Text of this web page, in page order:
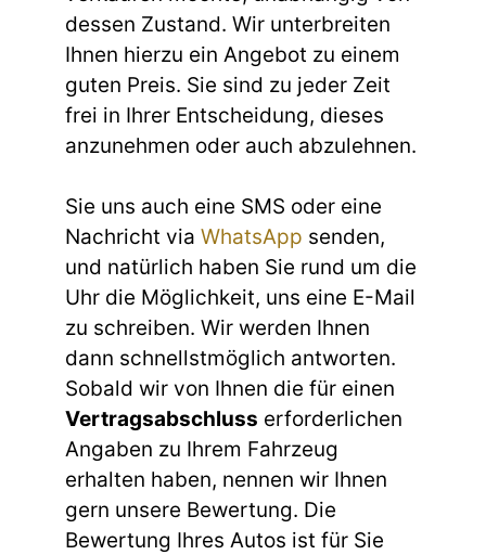
dessen Zustand. Wir unterbreiten
Ihnen hierzu ein Angebot zu einem
guten Preis. Sie sind zu jeder Zeit
frei in Ihrer Entscheidung, dieses
anzunehmen oder auch abzulehnen.
Sie uns auch eine SMS oder eine
Nachricht via WhatsApp senden,
und natürlich haben Sie rund um die
Uhr die Möglichkeit, uns eine E-Mail
zu schreiben. Wir werden Ihnen
dann schnellstmöglich antworten.
Sobald wir von Ihnen die für einen
Vertragsabschluss erforderlichen
Angaben zu Ihrem Fahrzeug
erhalten haben, nennen wir Ihnen
gern unsere Bewertung. Die
Bewertung Ihres Autos ist für Sie